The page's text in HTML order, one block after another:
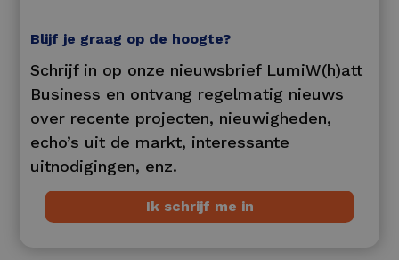
Blijf je graag op de hoogte?
Schrijf in op onze nieuwsbrief LumiW(h)att
Business en ontvang regelmatig nieuws
over recente projecten, nieuwigheden,
echo’s uit de markt, interessante
uitnodigingen, enz.
Ik schrijf me in